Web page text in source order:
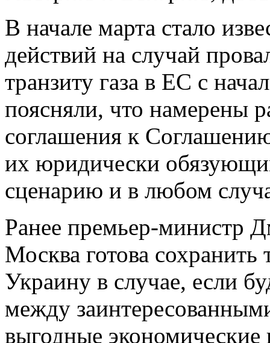
В начале марта стало
действий на случай
транзиту газа в ЕС с
поясняли, что намерены
соглашения к
их юридически
сценарию и в любом
Ранее премьер-министр
Москва готова сохранить
Украину в случае, если
между
выгодные